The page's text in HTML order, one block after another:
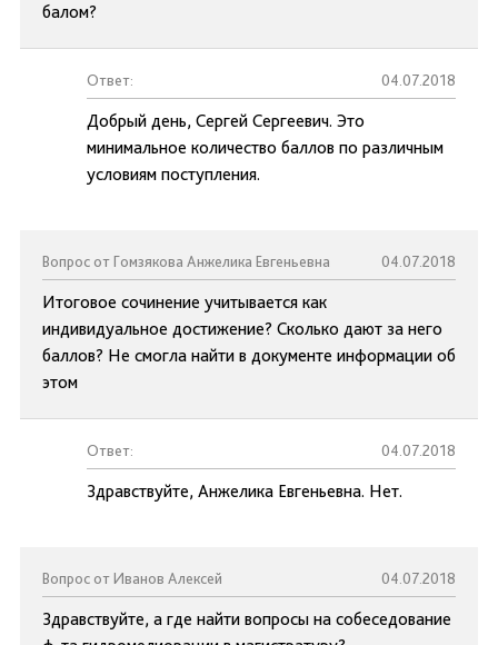
балом?
Ответ: 04.07.2018
Добрый день, Сергей Сергеевич. Это
минимальное количество баллов по различным
условиям поступления.
Вопрос от Гомзякова Анжелика Евгеньевна 04.07.2018
Итоговое сочинение учитывается как
индивидуальное достижение? Сколько дают за него
баллов? Не смогла найти в документе информации об
этом
Ответ: 04.07.2018
Здравствуйте, Анжелика Евгеньевна. Нет.
Вопрос от Иванов Алексей 04.07.2018
Здравствуйте, а где найти вопросы на собеседование